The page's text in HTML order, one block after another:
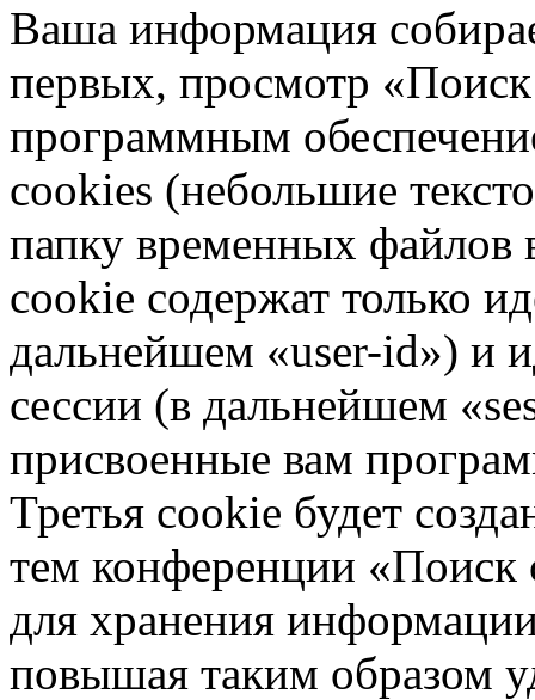
Ваша информация
первых, просмотр
программным
cookies (небольшие
папку временных файлов
cookie содержат только
дальнейшем «user-id») и
сессии (в дальнейшем
присвоенные вам
Третья cookie будет
тем конференции «Поиск
для хранения
повышая таким образом